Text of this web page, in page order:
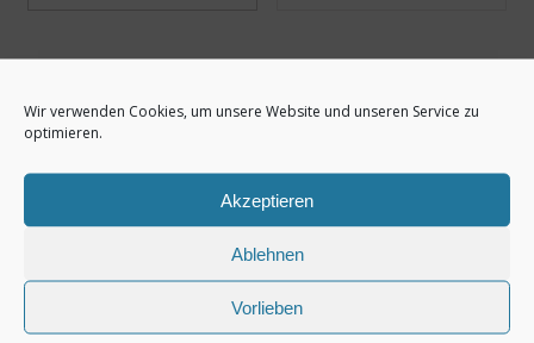
Wir verwenden Cookies, um unsere Website und unseren Service zu
optimieren.
Akzeptieren
Ablehnen
Vorlieben
Diese Tasse wurde handgeformt und Hand bemalt. Sie ist
Spühlmaschinen geeignet.maße: Durchm. 14cm.
Ähnliche Produkte